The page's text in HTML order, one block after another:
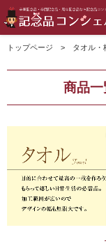
トップページ タオル・
商品